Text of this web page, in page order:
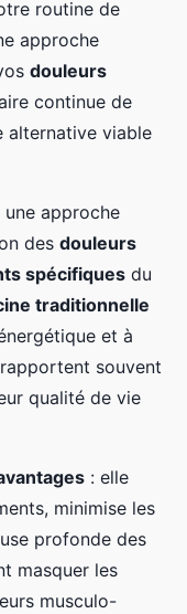
routine de
approche
douleurs
continue de
alternative viable
approche
des douleurs
spécifiques du
traditionnelle
et à
rapportent souvent
qualité de vie
: elle
minimise les
profonde des
masquer les
musculo-